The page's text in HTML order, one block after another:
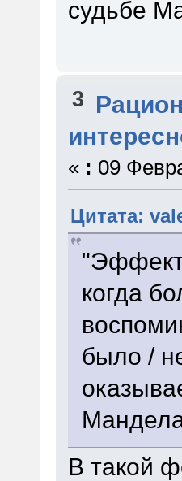
судьбе
3
« : 09
Цитата:
когда
было /
В такой